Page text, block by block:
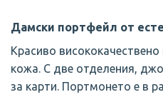
Дамски портфейл от
Красиво
кожа. С две отделения,
за карти. Портмонето е в